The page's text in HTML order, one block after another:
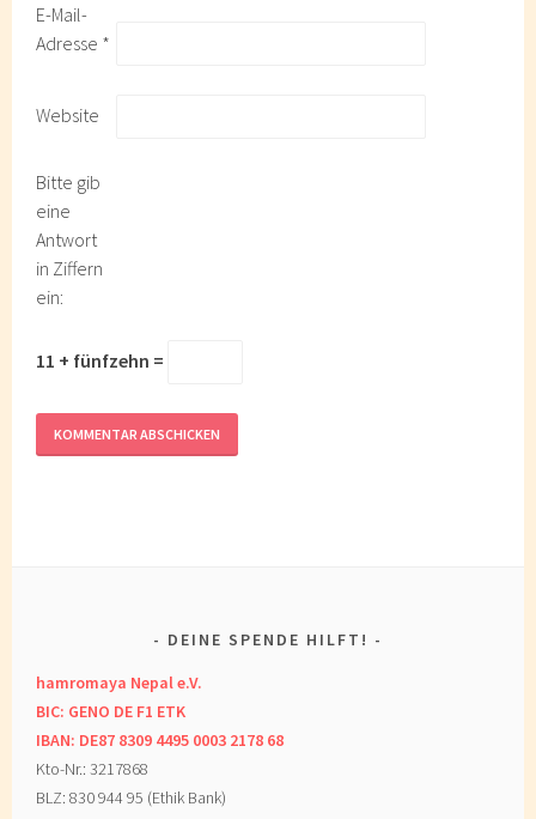
E-Mail-
Adresse *
Website
Bitte gib
eine
Antwort
in Ziffern
ein:
11 + fünfzehn =
DEINE SPENDE HILFT!
hamromaya Nepal e.V.
BIC: GENO DE F1 ETK
IBAN: DE87 8309 4495 0003 2178 68
Kto-Nr.: 3217868
BLZ: 830 944 95 (Ethik Bank)